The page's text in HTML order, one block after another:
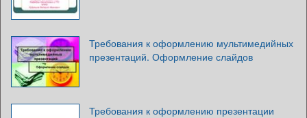
Требования к оформлению мультимедийных
презентаций. Оформление слайдов
Требования к оформлению презентации